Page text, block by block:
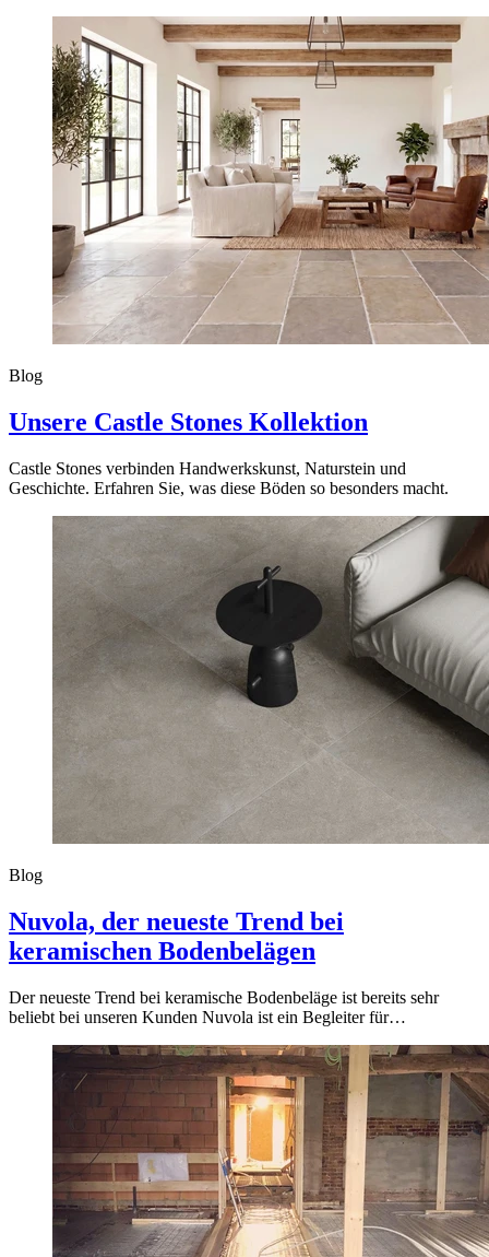
Blog
Unsere Castle Stones Kollektion
Castle Stones verbinden Handwerkskunst, Naturstein und
Geschichte. Erfahren Sie, was diese Böden so besonders macht.
Blog
Nuvola, der neueste Trend bei
keramischen Bodenbelägen
Der neueste Trend bei keramische Bodenbeläge ist bereits sehr
beliebt bei unseren Kunden Nuvola ist ein Begleiter für…